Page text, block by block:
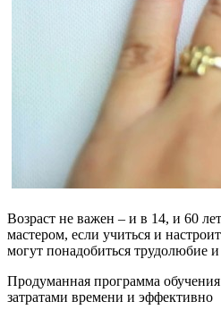
Возраст не важен – и в 14, и 60
мастером, если учиться и
могут понадобиться трудолюбие
Продуманная программа
затратами времени и эффективно